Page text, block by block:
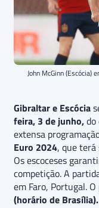
John McGinn
Gibraltar e Escócia
feira, 3 de junho,
extensa
Euro 2024, que terá
Os escoceses
competição. A
em Faro, Portugal.
(horário de Brasília).